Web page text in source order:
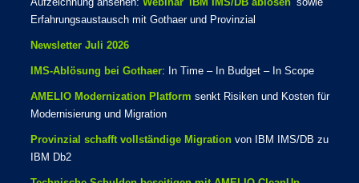
Aufzeichnung ansehen: Webinar 'IBM IMS/DB ablösen' sowie
Erfahrungsaustausch mit Gothaer und Provinzial
Newsletter Juli 2026
IMS-Ablösung bei Gothaer: In Time – In Budget – In Scope
AMELIO Modernization Platform senkt Risiken und Kosten für
Modernisierung und Migration
Provinzial schafft vollständige Migration von IBM IMS/DB zu
IBM Db2